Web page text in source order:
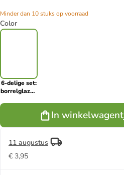
Minder dan 10 stuks op voorraad
Color
6-delige set:
borrelglazen
In
11 augustus
€ 3,95